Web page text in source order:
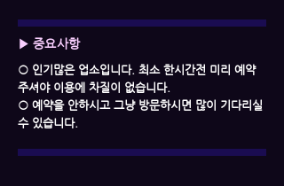
▶ 중요사항
○ 인기많은 업소입니다. 최소 한시간전 미리 예약
주셔야 이용에 차질이 없습니다.
○ 예약을 안하시고 그냥 방문하시면 많이 기다리실
수 있습니다.